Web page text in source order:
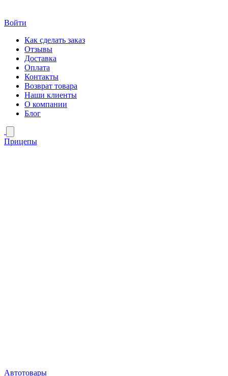
Войти
Как сделать заказ
Отзывы
Доставка
Оплата
Контакты
Возврат товара
Наши клиенты
О компании
Блог
Прицепы
Автотовары